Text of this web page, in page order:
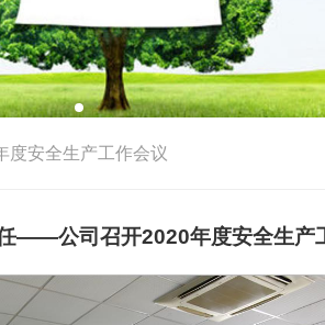
安全生产工作会议
——公司召开2020年度安全生产